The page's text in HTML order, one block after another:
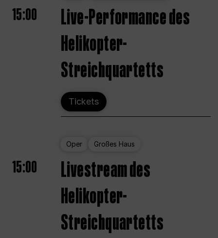
15:00
Live-Performance des
Helikopter-
Streichquartetts
Tickets
Oper Großes Haus
15:00
Livestream des
Helikopter-
Streichquartetts